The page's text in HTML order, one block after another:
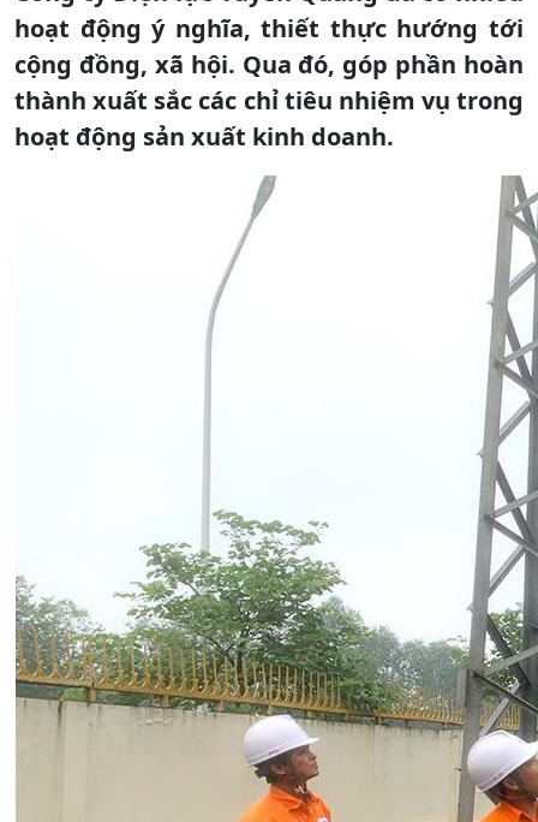
hoạt động ý nghĩa, thiết thực hướng tới
cộng đồng, xã hội. Qua đó, góp phần hoàn
thành xuất sắc các chỉ tiêu nhiệm vụ trong
hoạt động sản xuất kinh doanh.